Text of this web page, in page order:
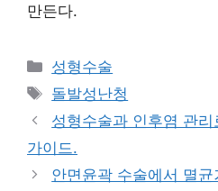
만든다.
카
테
리
성형수술
태
그
돌발성난청
성형수술과 인후염 관
가이드.
안면윤곽 수술에서 멸